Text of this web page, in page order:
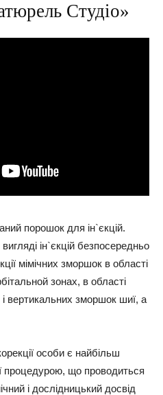
Студіо»
порошок для ін`єкцій.
ін`єкцій безпосередньо
мімічних зморшок в області
зонах, в області
і вертикальних зморшок шиї, а
особи є найбільш
процедурою, що проводиться
і дослідницький досвід